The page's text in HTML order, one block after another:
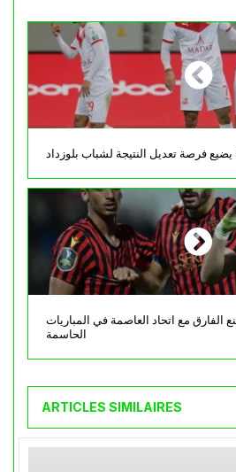
الفارق مع اتحاد العاصمة في المباريات
الحاسمة
ARTICLES SIMILAIRES